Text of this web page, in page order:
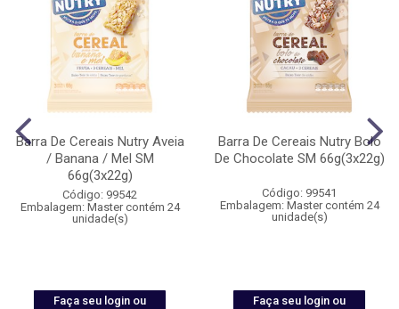
Barra De Cereais Nutry Aveia
/ Banana / Mel SM
66g(3x22g)
Código: 99542
Embalagem: Master contém 24
unidade(s)
Faça seu login ou
Barra De Cereais Nutry Bolo
De Chocolate SM 66g(3x22g)
Código: 99541
Embalagem: Master contém 24
unidade(s)
Faça seu login ou